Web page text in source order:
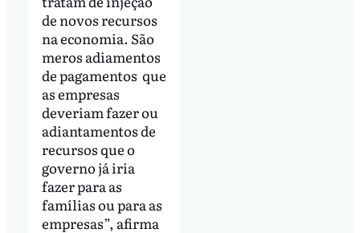
de novos recursos
na economia. São
meros adiamentos
de pagamentos que
as empresas
deveriam fazer ou
adiantamentos de
recursos que o
governo já iria
fazer para as
famílias ou para as
empresas”, afirma